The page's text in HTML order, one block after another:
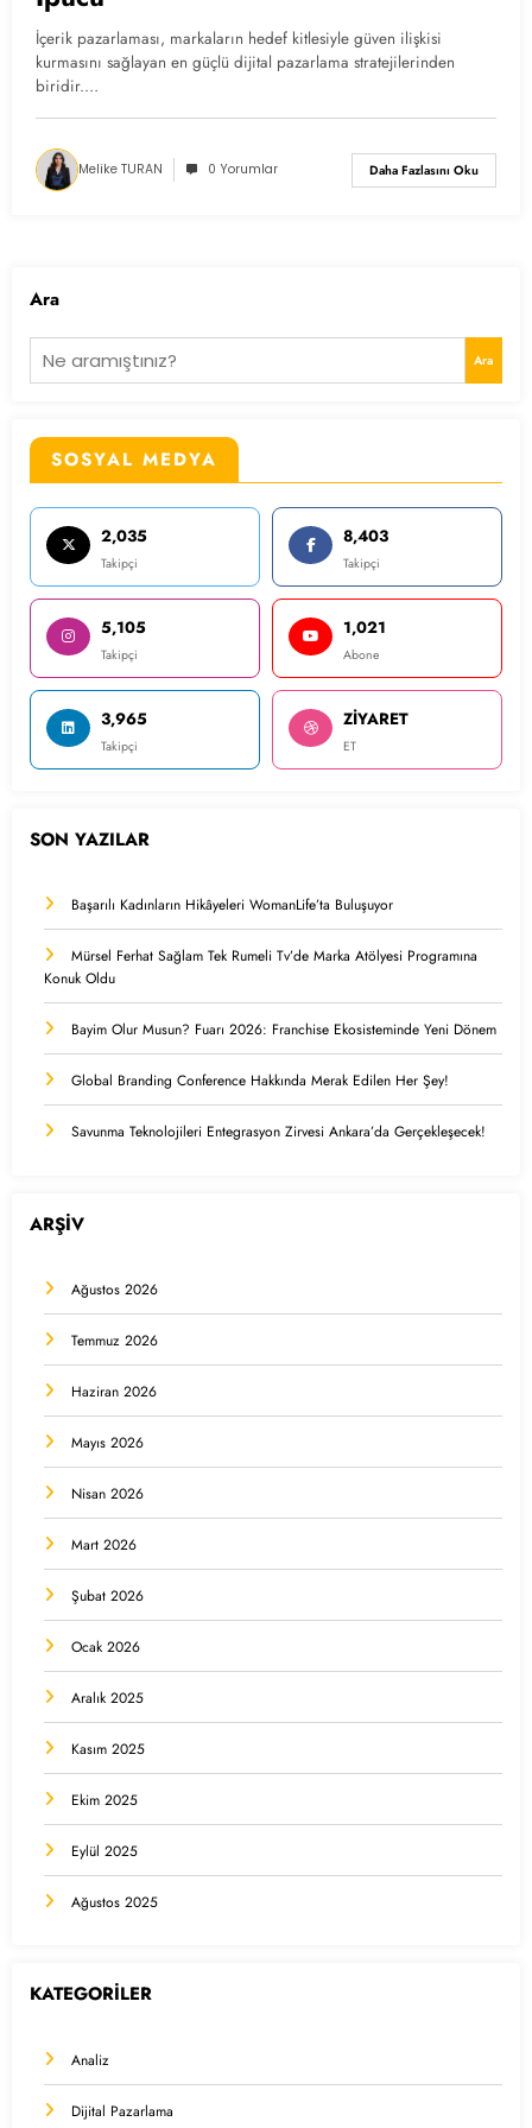
İçerik pazarlaması, markaların hedef kitlesiyle güven ilişkisi
kurmasını sağlayan en güçlü dijital pazarlama stratejilerinden
biridir.…
Melike TURAN 0 Yorumlar Daha Fazlasını Oku
Ara
Ara
SOSYAL MEDYA
2,035
Takipçi
8,403
Takipçi
5,105
Takipçi
1,021
Abone
3,965
Takipçi
ZİYARET
ET
SON YAZILAR
Başarılı Kadınların Hikâyeleri WomanLife’ta Buluşuyor
Mürsel Ferhat Sağlam Tek Rumeli Tv’de Marka Atölyesi Programına
Konuk Oldu
Bayim Olur Musun? Fuarı 2026: Franchise Ekosisteminde Yeni Dönem
Global Branding Conference Hakkında Merak Edilen Her Şey!
Savunma Teknolojileri Entegrasyon Zirvesi Ankara’da Gerçekleşecek!
ARŞİV
Ağustos 2026
Temmuz 2026
Haziran 2026
Mayıs 2026
Nisan 2026
Mart 2026
Şubat 2026
Ocak 2026
Aralık 2025
Kasım 2025
Ekim 2025
Eylül 2025
Ağustos 2025
KATEGORİLER
Analiz
Dijital Pazarlama